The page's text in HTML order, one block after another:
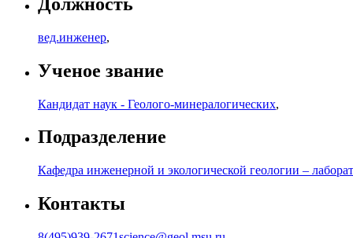
вед.инженер,
Ученое звание
Кандидат наук - Геолого-минералогических,
Подразделение
Кафедра инженерной и экологической геологии –
Контакты